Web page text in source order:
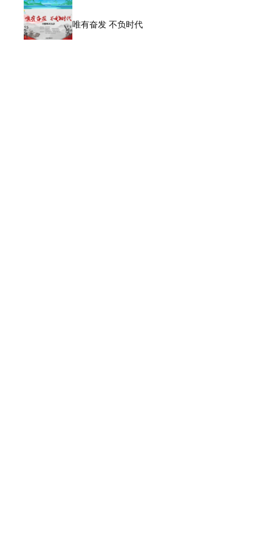
唯有奋发 不负时代